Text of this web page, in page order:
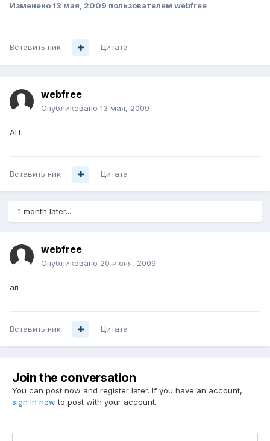
Изменено 13 мая, 2009 пользователем webfree
Вставить ник Цитата
webfree
Опубликовано 13 мая, 2009
АП
Вставить ник Цитата
1 month later...
webfree
Опубликовано 20 июня, 2009
ап
Вставить ник Цитата
Join the conversation
You can post now and register later. If you have an account,
sign in now to post with your account.